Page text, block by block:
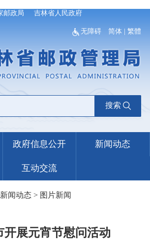
邮政局 吉林省人民政府
无障碍 简体 |繁體
搜索
政府信息公开 新闻动态
互动交流
新闻动态 > 图片新闻
开展元宵节慰问活动